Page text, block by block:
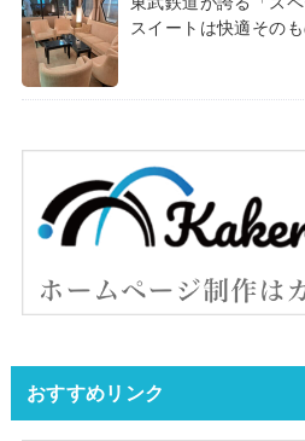
スイートは快適そのも
おすすめリンク